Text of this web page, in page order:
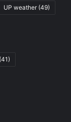
UP weather(49)
(41)